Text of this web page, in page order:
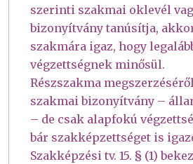
szerinti szakmai oklevél
bizonyítvány tanúsítja,
szakmára igaz, hogy
végzettségnek minősül.
Részszakma
szakmai bizonyítvány –
– de csak alapfokú
bár szakképzettséget is
Szakképzési tv. 15. § (1)